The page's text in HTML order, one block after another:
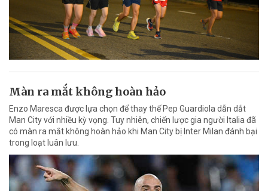
Màn ra mắt không hoàn hảo
Enzo Maresca được lựa chọn để thay thế Pep Guardiola dẫn dắt
Man City với nhiều kỳ vọng. Tuy nhiên, chiến lược gia người Italia đã
có màn ra mắt không hoàn hảo khi Man City bị Inter Milan đánh bại
trong loạt luân lưu.